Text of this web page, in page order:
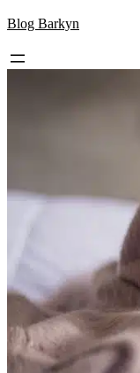
Skip
content
Blog Barkyn